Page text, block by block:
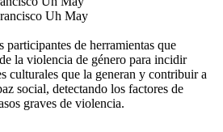
Uh May
participantes de herramientas que
la violencia de género para incidir
culturales que la generan y contribuir a
social, detectando los factores de
graves de violencia.